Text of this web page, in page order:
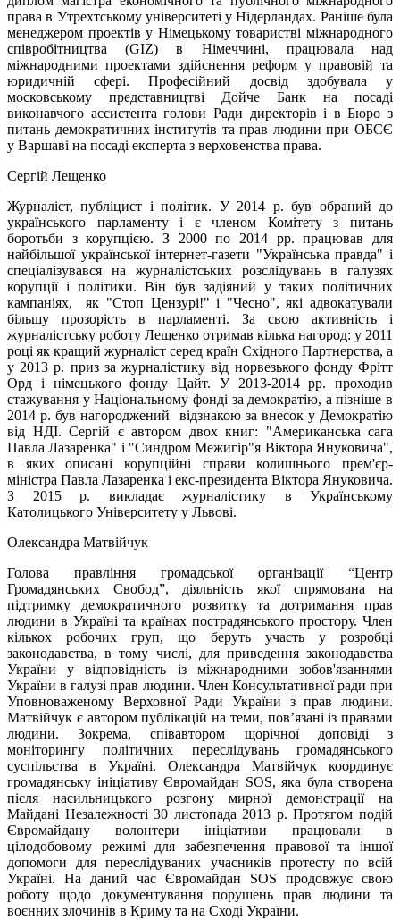
права в Утрехтському університеті у Нідерландах. Раніше була
менеджером проектів у Німецькому товаристві міжнародного
співробітництва (GIZ) в Німеччині, працювала над
міжнародними проектами здійснення реформ у правовій та
юридичній сфері. Професійний досвід здобувала у
московському представництві Дойче Банк на посаді
виконавчого ассистента голови Ради директорів і в Бюро з
питань демократичних інститутів та прав людини при ОБСЄ
у Варшаві на посаді експерта з верховенства права.
Сергій Лещенко
Журналіст, публіцист і політик. У 2014 р. був обраний до
українського парламенту і є членом Комітету з питань
боротьби з корупцією. З 2000 по 2014 рр. працював для
найбільшої української інтернет-газети "Українська правда" і
спеціалізувався на журналістських розслідувань в галузях
корупції і політики. Він був задіяний у таких політичних
кампаніях, як "Стоп Цензурі!" і "Чесно", які адвокатували
більшу прозорість в парламенті. За свою активність і
журналістську роботу Лещенко отримав кілька нагород: у 2011
році як кращий журналіст серед країн Східного Партнерства, а
у 2013 р. приз за журналістику від норвезького фонду Фрітт
Орд і німецького фонду Цайт. У 2013-2014 рр. проходив
стажування у Національному фонді за демократію, а пізніше в
2014 р. був нагороджений відзнакою за внесок у Демократію
від НДІ. Сергій є автором двох книг: "Американська сага
Павла Лазаренка" і "Синдром Межигір"я Віктора Януковича",
в яких описані корупційні справи колишнього прем'єр-
міністра Павла Лазаренка і екс-президента Віктора Януковича.
З 2015 р. викладає журналістику в Українському
Католицького Університету у Львові.
Олександра Матвійчук
Голова правління громадської організації “Центр
Громадянських Свобод”, діяльність якої спрямована на
підтримку демократичного розвитку та дотримання прав
людини в Україні та країнах пострадянського простору. Член
кількох робочих груп, що беруть участь у розробці
законодавства, в тому числі, для приведення законодавства
України у відповідність із міжнародними зобов'язаннями
України в галузі прав людини. Член Консультативної ради при
Уповноваженому Верховної Ради України з прав людини.
Матвійчук є автором публікацій на теми, пов’язані із правами
людини. Зокрема, співавтором щорічної доповіді з
моніторингу політичних переслідувань громадянського
суспільства в Україні. Олександра Матвійчук координує
громадянську ініціативу Євромайдан SOS, яка була створена
після насильницького розгону мирної демонстрації на
Майдані Незалежності 30 листопада 2013 р. Протягом подій
Євромайдану волонтери ініціативи працювали в
цілодобовому режимі для забезпечення правової та іншої
допомоги для переслідуваних учасників протесту по всій
Україні. На даний час Євромайдан SOS продовжує свою
роботу щодо документування порушень прав людини та
воєнних злочинів в Криму та на Сході України.